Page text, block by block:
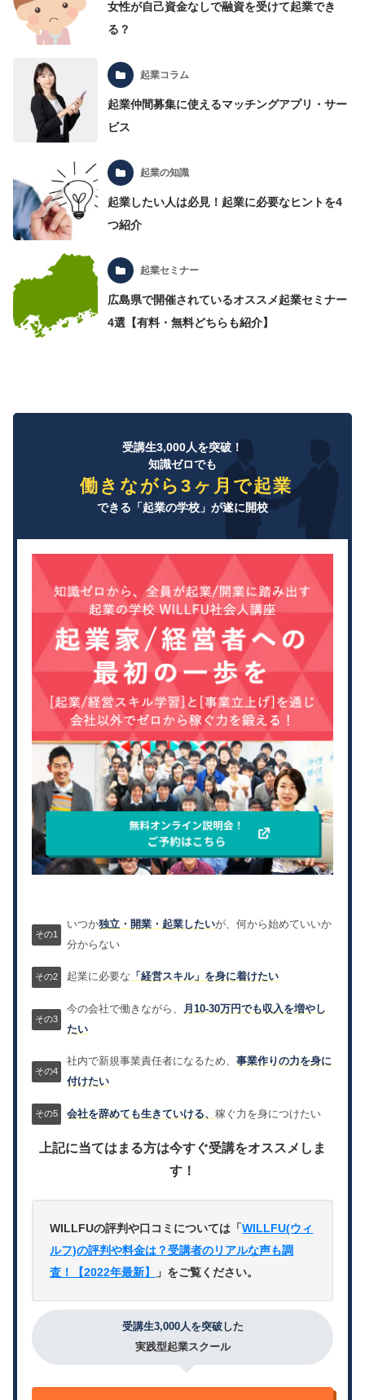
女性が自己資金なしで融資を受けて起業でき
る？
起業コラム
起業仲間募集に使えるマッチングアプリ・サー
ビス
起業の知識
起業したい人は必見！起業に必要なヒントを4
つ紹介
起業セミナー
広島県で開催されているオススメ起業セミナー
4選【有料・無料どちらも紹介】
受講生3,000人を突破！
知識ゼロでも
働きながら3ヶ月で起業
できる「起業の学校」が遂に開校
いつか独立・開業・起業したいが、何から始めていいか
分からない
起業に必要な 「経営スキル」を身に着けたい
今の会社で働きながら、
月10-30万円でも収入を増やし
たい
社内で新規事業責任者になるため、事業作りの力を身に
付けたい
会社を辞めても生きていける、稼ぐ力を身につけたい
上記に当てはまる方は今すぐ受講をオススメしま
す！
WILLFUの評判や口コミについては「WILLFU(ウィ
ルフ)の評判や料金は？受講者のリアルな声も調
査！【2022年最新】
」をご覧ください。
受講生3,000人を突破した
実践型起業スクール